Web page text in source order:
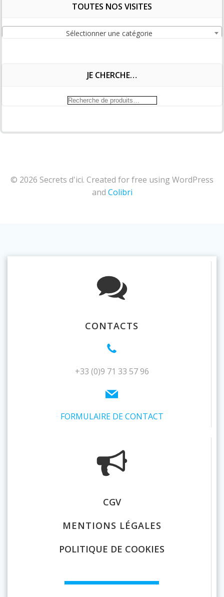
TOUTES NOS VISITES
Sélectionner une catégorie
JE CHERCHE…
Recherche
© 2026 Secrets d'ici. Created for free using WordPress
and Colibri
CONTACTS
+33 (0)9 71 33 57 96
FORMULAIRE DE CONTACT
CGV
MENTIONS LÉGALES
POLITIQUE DE COOKIES